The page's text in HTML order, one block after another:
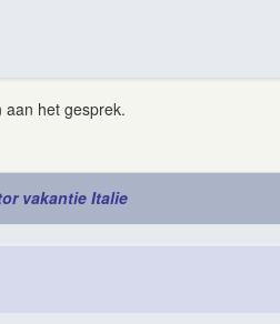
het gesprek.
vakantie Italie